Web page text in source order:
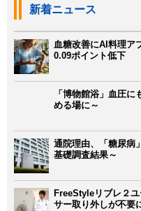
新着ニュース
血糖改善にAI料理ア
0.09ポイント低下
「博物館浴」血圧
める場に～
通院理由、「糖尿病
基礎調査結果～
FreeStyleリブレ２
サー取り外しが不要